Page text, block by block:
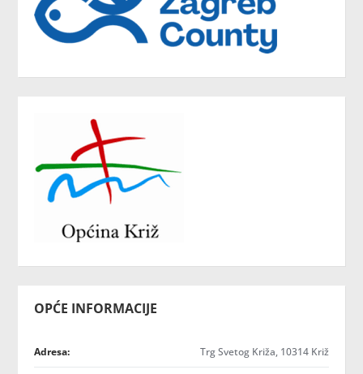
OPĆE INFORMACIJE
Adresa: Trg Svetog Križa, 10314 Križ